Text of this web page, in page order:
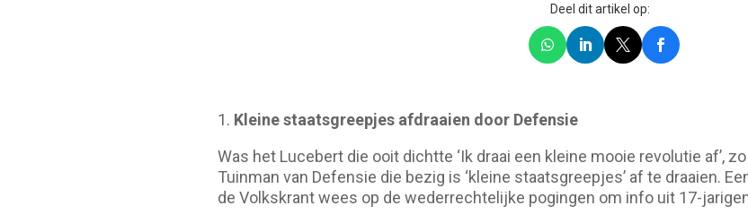
Deel dit artikel op:
1. Kleine staatsgreepjes afdraaien door Defensie
Was het Lucebert die ooit dichtte ‘Ik draai een kleine mooie revolutie af’,
Tuinman van Defensie die bezig is ‘kleine staatsgreepjes’ af te draaien.
de Volkskrant wees op de wederrechtelijke pogingen om info uit 17-